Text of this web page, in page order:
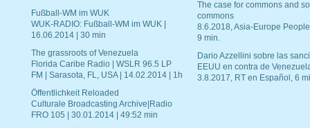
Fußball-WM im WUK
WUK-RADIO: Fußball-WM im WUK |
16.06.2014 | 30 min
The grassroots of Venezuela
Florida Caribe Radio | WSLR 96.5 LP
FM | Sarasota, FL, USA | 14.02.2014 | 1h
Öffentlichkeit Reloaded
Culturale Broadcasting Archive|Radio
FRO 105 | 30.01.2014 | 49:52 min
The case for commons and
commons
8.6.2018, Asia-Europe
9 min.
Dario Azzellini sobre las
EEUU en contra de
3.8.2017, RT en Español, 6